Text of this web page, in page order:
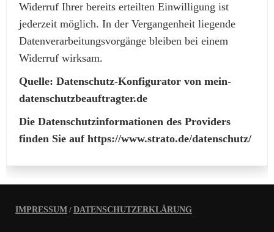
Widerruf Ihrer bereits erteilten Einwilligung ist
jederzeit möglich. In der Vergangenheit liegende
Datenverarbeitungsvorgänge bleiben bei einem
Widerruf wirksam.
Quelle: Datenschutz-Konfigurator von mein-
datenschutzbeauftragter.de
Die Datenschutzinformationen des Providers
finden Sie auf https://www.strato.de/datenschutz/
IMPRESSUM / DATENSCHUTZERKLÄRUNG